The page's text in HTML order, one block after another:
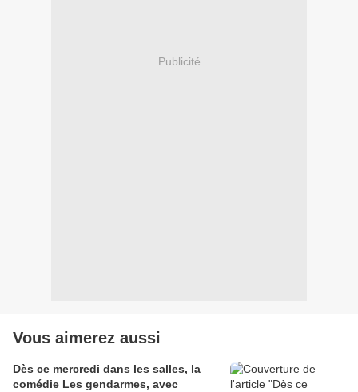
Publicité
Vous aimerez aussi
Dès ce mercredi dans les salles, la
comédie Les gendarmes, avec